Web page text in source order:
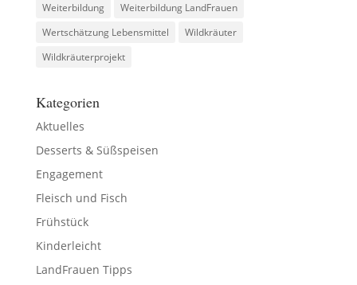
Weiterbildung
Weiterbildung LandFrauen
Wertschätzung Lebensmittel
Wildkräuter
Wildkräuterprojekt
Kategorien
Aktuelles
Desserts & Süßspeisen
Engagement
Fleisch und Fisch
Frühstück
Kinderleicht
LandFrauen Tipps